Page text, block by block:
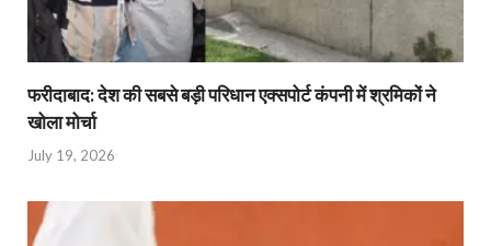
फरीदाबाद: देश की सबसे बड़ी परिधान एक्सपोर्ट कंपनी में श्रमिकों ने
खोला मोर्चा
July 19, 2026